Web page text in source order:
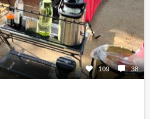
109 38